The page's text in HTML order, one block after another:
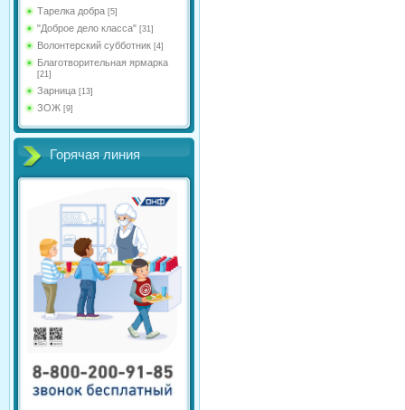
Тарелка добра [5]
"Доброе дело класса" [31]
Волонтерский субботник [4]
Благотворительная ярмарка
[21]
Зарница [13]
ЗОЖ [9]
Горячая линия